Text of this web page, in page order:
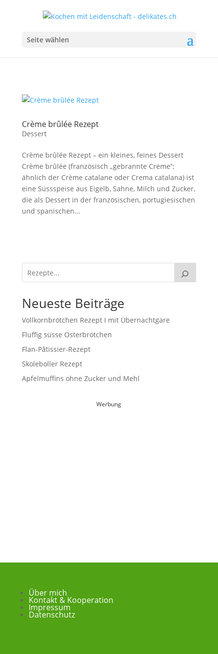
Seite wählen
Crème brûlée Rezept
Dessert
Crème brûlée Rezept – ein kleines, feines Dessert
Crème brûlée (französisch „gebrannte Creme“;
ähnlich der Crème catalane oder Crema catalana) ist
eine Süssspeise aus Eigelb, Sahne, Milch und Zucker,
die als Dessert in der französischen, portugiesischen
und spanischen...
Neueste Beiträge
Vollkornbrötchen Rezept I mit Übernachtgare
Fluffig süsse Osterbrötchen
Flan-Pâtissier-Rezept
Skoleboller Rezept
Apfelmuffins ohne Zucker und Mehl
Werbung
Über mich
Kontakt & Kooperation
Impressum
Datenschutz